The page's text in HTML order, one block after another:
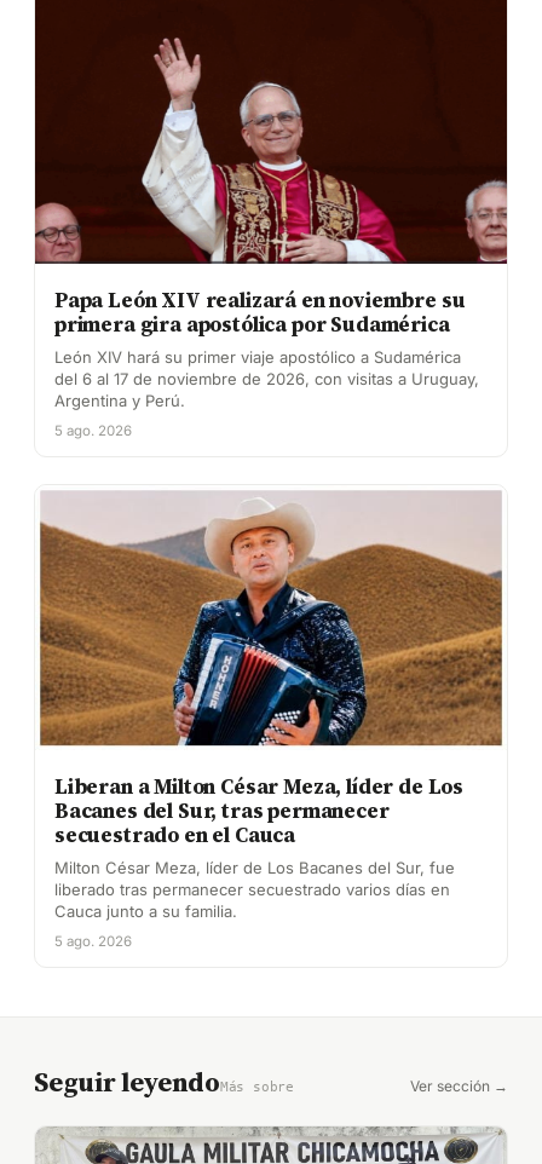
Papa León XIV realizará en noviembre su
primera gira apostólica por Sudamérica
León XIV hará su primer viaje apostólico a Sudamérica
del 6 al 17 de noviembre de 2026, con visitas a Uruguay,
Argentina y Perú.
5 ago. 2026
Liberan a Milton César Meza, líder de Los
Bacanes del Sur, tras permanecer
secuestrado en el Cauca
Milton César Meza, líder de Los Bacanes del Sur, fue
liberado tras permanecer secuestrado varios días en
Cauca junto a su familia.
5 ago. 2026
Seguir leyendoMás sobre Ver sección →